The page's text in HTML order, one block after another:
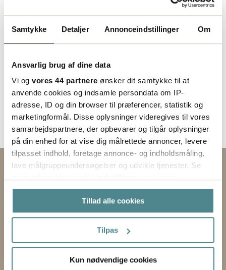
Samtykke Detaljer Annonceindstillinger Om
Ansvarlig brug af dine data
Vi og vores 44 partnere ønsker dit samtykke til at
anvende cookies og indsamle persondata om IP-
adresse, ID og din browser til præferencer, statistik og
marketingformål. Disse oplysninger videregives til vores
samarbejdspartnere, der opbevarer og tilgår oplysninger
på din enhed for at vise dig målrettede annoncer, levere
tilpasset indhold, foretage annonce- og indholdsmåling,
lave målgruppeundersøgelser og udvikle tjenester. Se
persondatapolitik. Du kan altid trække dit samtykke
tilbage eller ændre indstillinger fra vores
"Cookiedeklaration", eller ved at trykke på "Privacy
Hvis du tillader det, vil vi også gerne:
Indsamle præcise oplysninger om din placering,
Tillad alle cookies
Tilpas
Kun nødvendige cookies
Kontakt os via formularen
EMNE
FORNAVN
EFTERNAVN